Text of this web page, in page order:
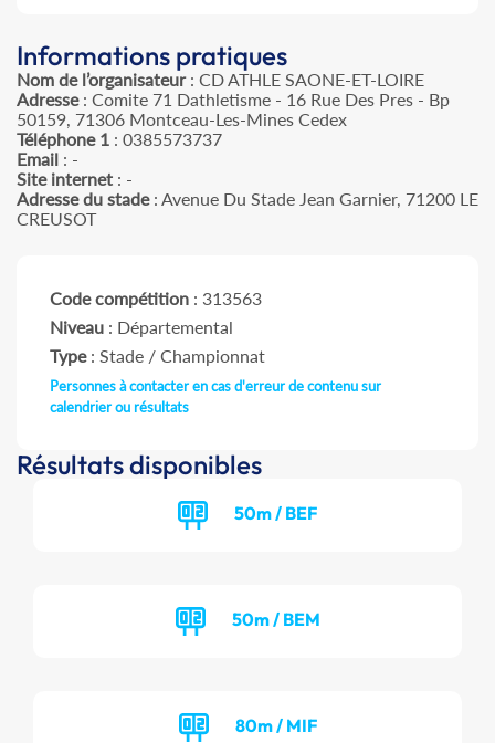
Informations pratiques
Nom de l’organisateur: CD ATHLE SAONE-ET-LOIRE
Adresse: Comite 71 Dathletisme - 16 Rue Des Pres - Bp
50159, 71306 Montceau-Les-Mines Cedex
Téléphone 1 : 0385573737
Email : -
Site internet : -
Adresse du stade: Avenue Du Stade Jean Garnier, 71200 LE
CREUSOT
Code compétition : 313563
Niveau : Départemental
Type: Stade / Championnat
Personnes à contacter en cas d'erreur de contenu sur
calendrier ou résultats
Résultats disponibles
50m / BEF
50m / BEM
80m / MIF